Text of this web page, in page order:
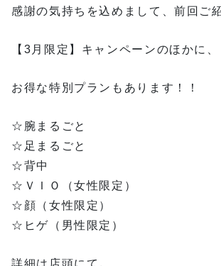
感謝の気持ちを込めまして、前回ご
【3月限定】キャンペーンのほかに、
お得な特別プランもあります！！
☆腕まるごと
☆足まるごと
☆背中
☆ＶＩＯ（女性限定）
☆顔（女性限定）
☆ヒゲ（男性限定）
詳細は店頭にて。